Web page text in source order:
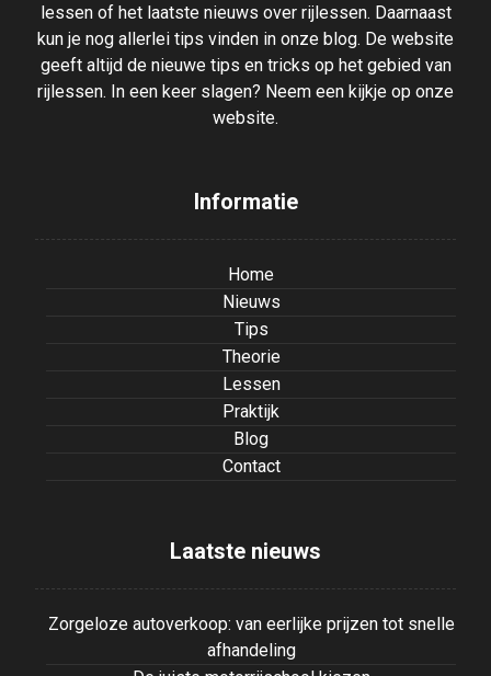
lessen of het laatste nieuws over rijlessen. Daarnaast
kun je nog allerlei tips vinden in onze blog. De website
geeft altijd de nieuwe tips en tricks op het gebied van
rijlessen. In een keer slagen? Neem een kijkje op onze
website.
Informatie
Home
Nieuws
Tips
Theorie
Lessen
Praktijk
Blog
Contact
Laatste nieuws
Zorgeloze autoverkoop: van eerlijke prijzen tot snelle
afhandeling